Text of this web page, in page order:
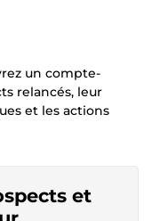
un compte-
relancés, leur
et les actions
et